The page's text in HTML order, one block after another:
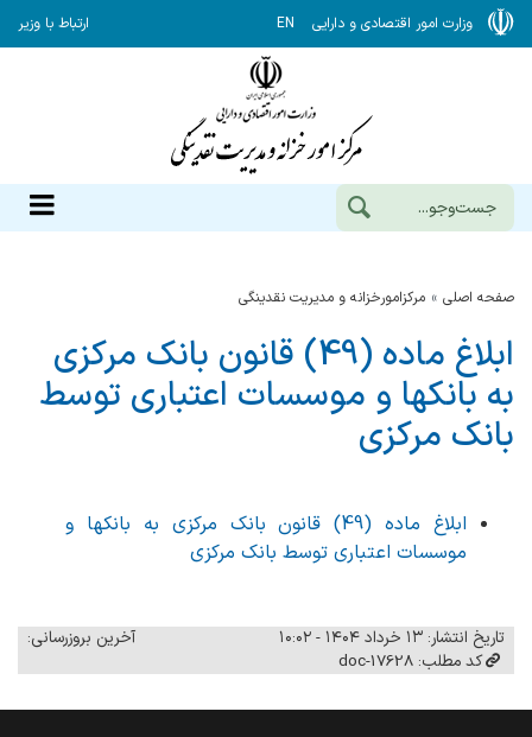
وزارت امور اقتصادی و دارایی EN ارتباط با وزیر
صفحه اصلی مرکزامورخزانه و مدیریت نقدینگی
ابلاغ ماده (49) قانون بانک مرکزی
به بانکها و موسسات اعتباری توسط
بانک مرکزی
ابلاغ ماده (49) قانون بانک مرکزی به بانکها و
موسسات اعتباری توسط بانک مرکزی
تاریخ انتشار: ۱۳ خرداد ۱۴۰۴ - ۱۰:۰۲
آخرین بروزرسانی:
کد مطلب: 17628-doc